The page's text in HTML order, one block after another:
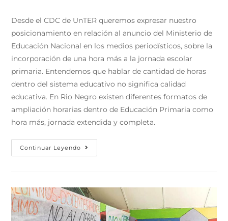
Desde el CDC de UnTER queremos expresar nuestro
posicionamiento en relación al anuncio del Ministerio de
Educación Nacional en los medios periodísticos, sobre la
incorporación de una hora más a la jornada escolar
primaria. Entendemos que hablar de cantidad de horas
dentro del sistema educativo no significa calidad
educativa. En Rio Negro existen diferentes formatos de
ampliación horarias dentro de Educación Primaria como
hora más, jornada extendida y completa.
Continuar Leyendo